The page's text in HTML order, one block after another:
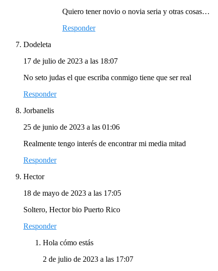
Quiero tener novio o novia seria y otras cosas…
Responder
Dodeleta
17 de julio de 2023 a las 18:07
No seto judas el que escriba conmigo tiene que ser real
Responder
Jorbanelis
25 de junio de 2023 a las 01:06
Realmente tengo interés de encontrar mi media mitad
Responder
Hector
18 de mayo de 2023 a las 17:05
Soltero, Hector bio Puerto Rico
Responder
Hola cómo estás
2 de julio de 2023 a las 17:07